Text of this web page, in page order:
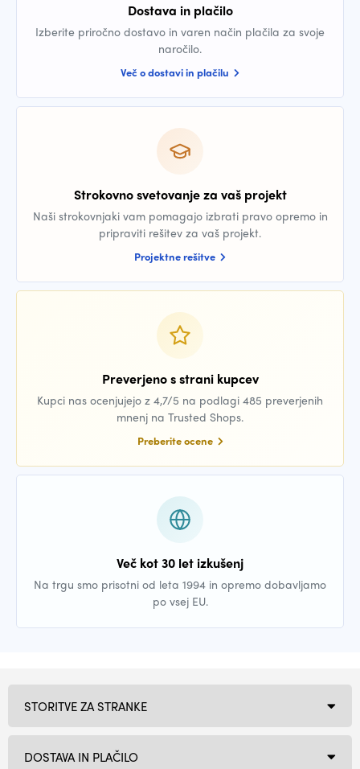
Dostava in plačilo
Izberite priročno dostavo in varen način plačila za svoje
naročilo.
Več o dostavi in plačilu
Strokovno svetovanje za vaš projekt
Naši strokovnjaki vam pomagajo izbrati pravo opremo in
pripraviti rešitev za vaš projekt.
Projektne rešitve
Preverjeno s strani kupcev
Kupci nas ocenjujejo z 4,7/5 na podlagi 485 preverjenih
mnenj na Trusted Shops.
Preberite ocene
Več kot 30 let izkušenj
Na trgu smo prisotni od leta 1994 in opremo dobavljamo
po vsej EU.
STORITVE ZA STRANKE
DOSTAVA IN PLAČILO